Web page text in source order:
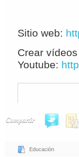
Sitio web:
Crear
Youtube:
Compartir
Educación